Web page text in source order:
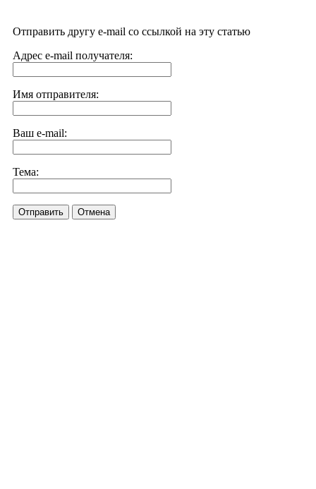
Отправить другу e-mail со ссылкой на эту статью
Адрес e-mail получателя:
Имя отправителя:
Ваш e-mail:
Тема:
Отправить Отмена